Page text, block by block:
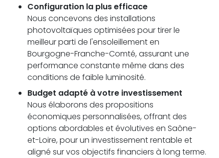
Configuration la plus efficace
Nous concevons des installations
photovoltaïques optimisées pour tirer le
meilleur parti de l'ensoleillement en
Bourgogne-Franche-Comté, assurant une
performance constante même dans des
conditions de faible luminosité.
Budget adapté à votre investissement
Nous élaborons des propositions
économiques personnalisées, offrant des
options abordables et évolutives en Saône-
et-Loire, pour un investissement rentable et
aligné sur vos objectifs financiers à long terme.